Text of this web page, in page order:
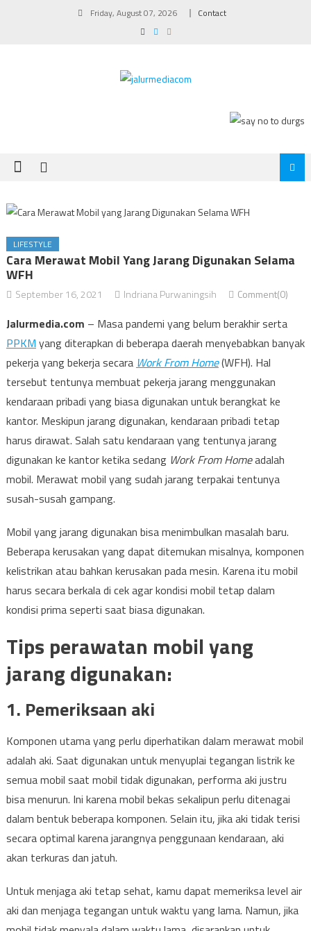
Friday, August 07, 2026 Contact
LIFESTYLE
Cara Merawat Mobil Yang Jarang Digunakan Selama
WFH
September 16, 2021 Indriana Purwaningsih Comment(0)
Jalurmedia.com – Masa pandemi yang belum berakhir serta
PPKM yang diterapkan di beberapa daerah menyebabkan banyak
pekerja yang bekerja secara Work From Home(WFH). Hal
tersebut tentunya membuat pekerja jarang menggunakan
kendaraan pribadi yang biasa digunakan untuk berangkat ke
kantor. Meskipun jarang digunakan, kendaraan pribadi tetap
harus dirawat. Salah satu kendaraan yang tentunya jarang
digunakan ke kantor ketika sedang Work From Homeadalah
mobil. Merawat mobil yang sudah jarang terpakai tentunya
susah-susah gampang.
Mobil yang jarang digunakan bisa menimbulkan masalah baru.
Beberapa kerusakan yang dapat ditemukan misalnya, komponen
kelistrikan atau bahkan kerusakan pada mesin. Karena itu mobil
harus secara berkala di cek agar kondisi mobil tetap dalam
kondisi prima seperti saat biasa digunakan.
Tips perawatan mobil yang
jarang digunakan:
1. Pemeriksaan aki
Komponen utama yang perlu diperhatikan dalam merawat mobil
adalah aki. Saat digunakan untuk menyuplai tegangan listrik ke
semua mobil saat mobil tidak digunakan, performa aki justru
bisa menurun. Ini karena mobil bekas sekalipun perlu ditenagai
dalam bentuk beberapa komponen. Selain itu, jika aki tidak terisi
secara optimal karena jarangnya penggunaan kendaraan, aki
akan terkuras dan jatuh.
Untuk menjaga aki tetap sehat, kamu dapat memeriksa level air
aki dan menjaga tegangan untuk waktu yang lama. Namun, jika